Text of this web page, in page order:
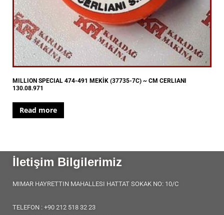
MILLION SPECIAL 474-491 MEKİK (37735-7C) ~ CM CERLIANI
130.08.971
Read more
İletişim Bilgilerimiz
MIMAR HAYRETTIN MAHALLESI HATTAT SOKAK NO: 10/C
TELEFON : +90 212 518 32 23